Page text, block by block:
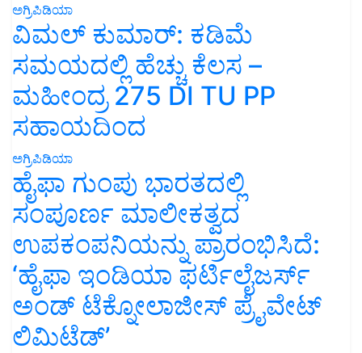
ಅಗ್ರಿಪಿಡಿಯಾ
ವಿಮಲ್ ಕುಮಾರ್: ಕಡಿಮೆ
ಸಮಯದಲ್ಲಿ ಹೆಚ್ಚು ಕೆಲಸ –
ಮಹೀಂದ್ರ 275 DI TU PP
ಸಹಾಯದಿಂದ
ಅಗ್ರಿಪಿಡಿಯಾ
ಹೈಫಾ ಗುಂಪು ಭಾರತದಲ್ಲಿ
ಸಂಪೂರ್ಣ ಮಾಲೀಕತ್ವದ
ಉಪಕಂಪನಿಯನ್ನು ಪ್ರಾರಂಭಿಸಿದೆ:
‘ಹೈಫಾ ಇಂಡಿಯಾ ಫರ್ಟಿಲೈಜರ್ಸ್
ಅಂಡ್ ಟೆಕ್ನೋಲಾಜೀಸ್ ಪ್ರೈವೇಟ್
ಲಿಮಿಟೆಡ್’